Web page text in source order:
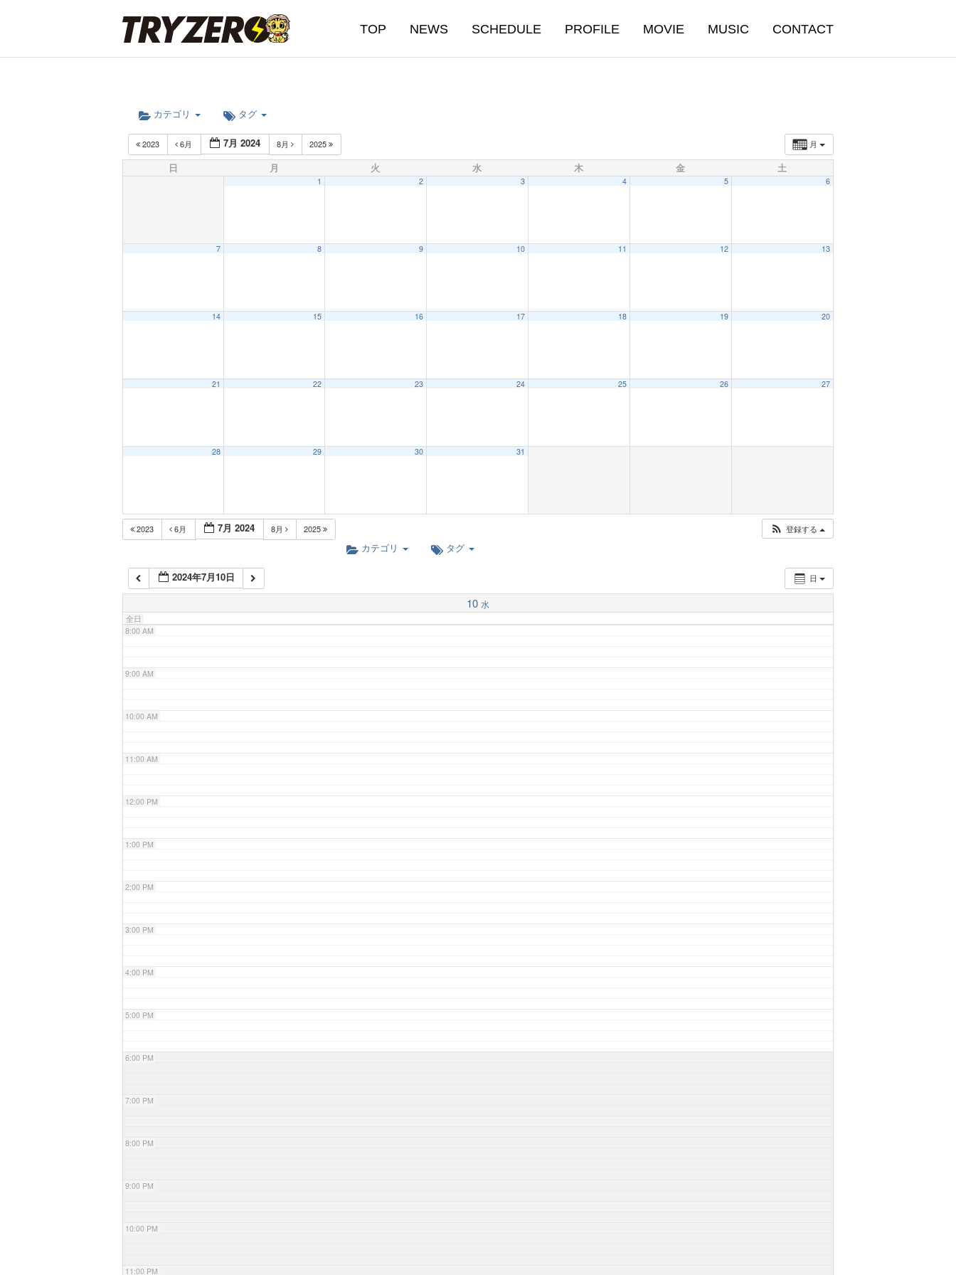
TOP NEWS SCHEDULE PROFILE MOVIE MUSIC CONTACT
カテゴリ タグ
月
2023 6月 7月 2024 8月 2025
日 月 火 水 木 金 土
1 2 3 4 5 6
7 8 9 10 11 12 13
14 15 16 17 18 19 20
21 22 23 24 25 26 27
28 29 30 31
2023 6月 7月 2024 8月 2025 登録する
カテゴリ タグ
日
2024年7月10日
10 水
全日
7:00 AM
8:00 AM
9:00 AM
10:00 AM
11:00 AM
12:00 PM
1:00 PM
2:00 PM
3:00 PM
4:00 PM
5:00 PM
6:00 PM
7:00 PM
8:00 PM
9:00 PM
10:00 PM
11:00 PM